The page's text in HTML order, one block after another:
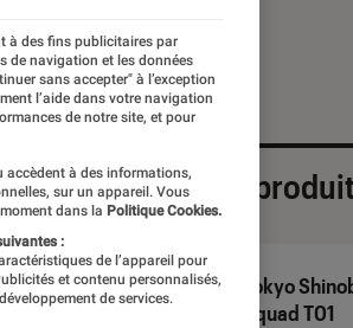
Sélection de
Tokyo
Squad T01
à des fins publicitaires par
de navigation et les données
sans accepter" à l’exception
l’aide dans votre navigation
de notre site, et pour
à des informations,
sur un appareil. Vous
dans la Politique Cookies.
:
de l’appareil pour
et contenu personnalisés,
de services.